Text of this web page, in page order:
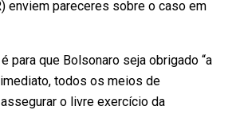
enviem pareceres sobre o caso em
para que Bolsonaro seja obrigado “a
todos os meios de
o livre exercício da